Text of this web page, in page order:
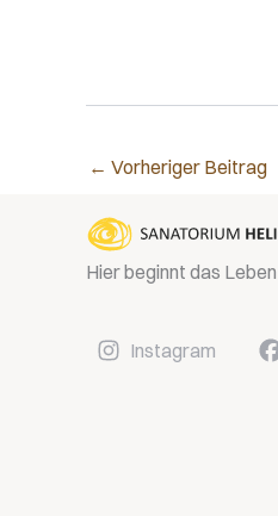
← Vorheriger Beitrag
Hier beginnt das Leben
Instagram